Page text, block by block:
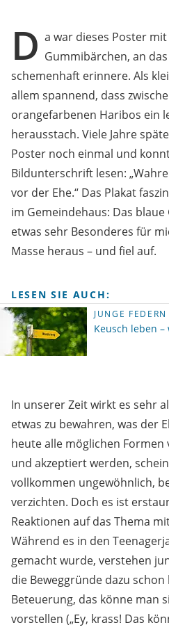
D a war dieses Poster
Gummibärchen, an
schemenhaft erinnere. Als
allem spannend, dass
orangefarbenen Haribos ein
herausstach. Viele Jahre
Poster noch einmal und
Bildunterschrift lesen:
vor der Ehe.“ Das Plakat
im Gemeindehaus: Das
etwas sehr Besonderes für
Masse heraus – und fiel auf.
LESEN SIE AUCH:
JUNGE FEDERN
Keusch leben
In unserer Zeit wirkt es sehr
etwas zu bewahren, was der
heute alle möglichen
und akzeptiert werden,
vollkommen ungewöhnlich,
verzichten. Doch es ist
Reaktionen auf das Thema
Während es in den
gemacht wurde, verstehen
die Beweggründe dazu
Beteuerung, das könne man
vorstellen („Ey, krass! Das